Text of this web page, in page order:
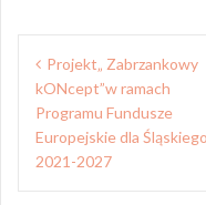
Nawigacja
wpisu
Projekt„ Zabrzankowy
kONcept”w ramach
Programu Fundusze
Europejskie dla Śląskiego
2021-2027